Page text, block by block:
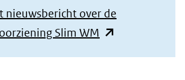
nieuwsbericht over de
Slim WM (opent